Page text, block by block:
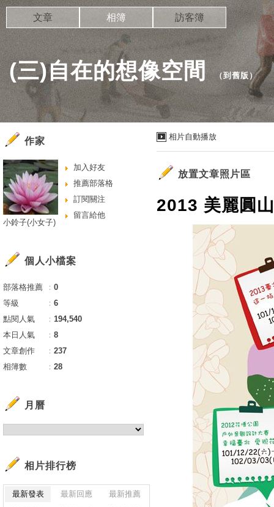
(三)自在的想像空間 （到舊版）
文章 相簿 訪客簿
相片自動播放
放置文章照片區
2013 美麗圓山
作家
加入好友
推薦部落格
訂閱關注
留言給他
小鈴子(小女子)
個人小檔案
部落格推薦 ： 0
等級
： 6
點閱人氣
： 194,540
本日人氣
： 8
文章創作
： 237
相簿數
： 28
月曆
相片排行榜
最新發表 最新回應
最新推薦